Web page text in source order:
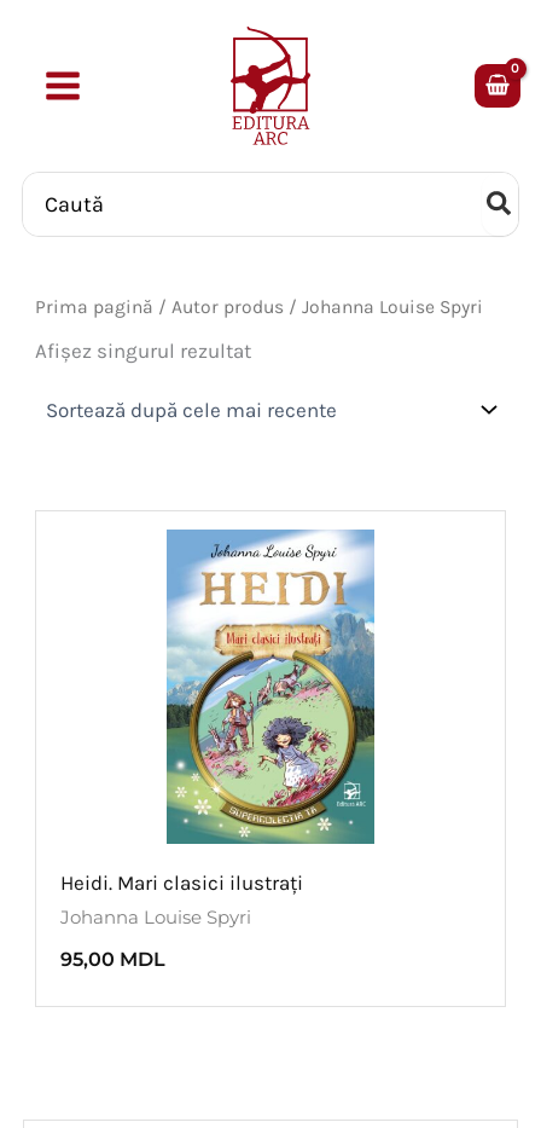
content
Search
for:
Prima pagină / Autor produs / Johanna Louise Spyri
Afișez singurul rezultat
Heidi. Mari clasici ilustrați
Johanna Louise Spyri
95,00 MDL